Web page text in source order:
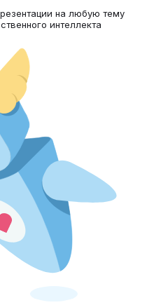
на любую тему
интеллекта